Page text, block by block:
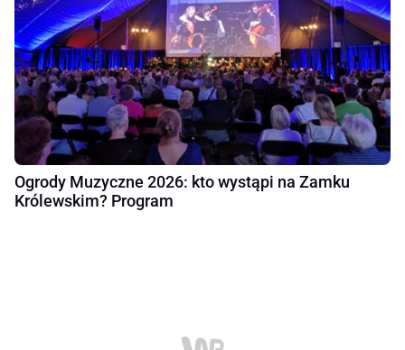
Ogrody Muzyczne 2026: kto wystąpi na Zamku
Królewskim? Program